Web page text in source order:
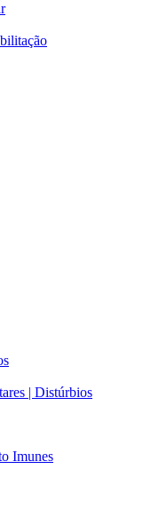
| Distúrbios
Imunes